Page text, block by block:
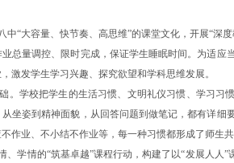
中“大容量、快节奏、高思维”的课堂文化，开展“深
总量调控、限时完成，保证学生睡眠时间。为适应
激发学生学习兴趣、探究欲望和学科思维发展。
。学校把学生的生活习惯、文明礼仪习惯、学习习
坐姿到精神面貌，从回答问题到做笔记，都有详细
作业、不小结不作业等，每一种习惯都形成了师生共
学情的“筑基卓越”课程行动，构建了以“发展人人”